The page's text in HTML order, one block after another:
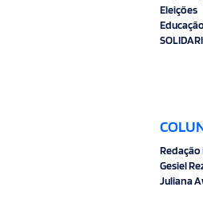
Eleições
Educação
Redação
Gesiel
Juliana